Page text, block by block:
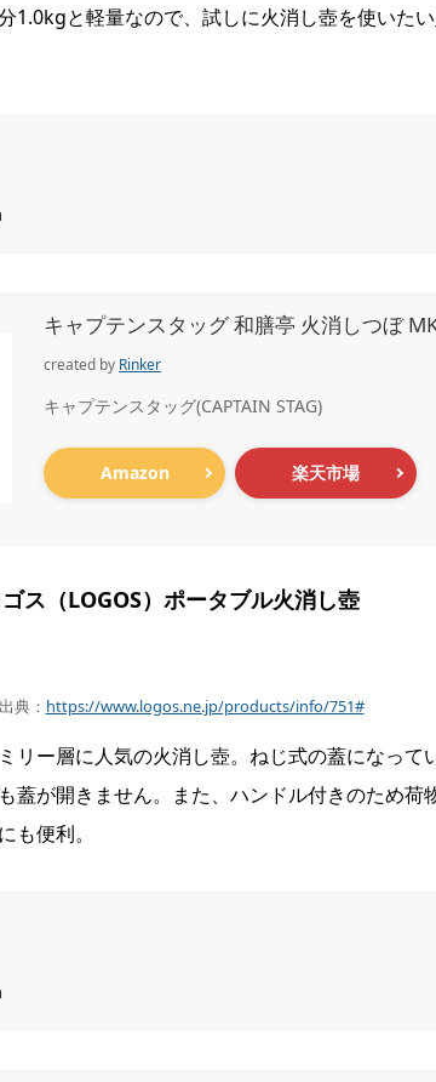
1.0kgと軽量なので、試しに火消し壺を使いた
キャプテンスタッグ 和膳亭 火消しつぼ
created by Rinker
キャプテンスタッグ(CAPTAIN STAG)
Amazon 楽天市場
ス（LOGOS）ポータブル火消し壺
出典： https://www.logos.ne.jp/products/info/751#
リー層に人気の火消し壺。ねじ式の蓋になって
蓋が開きません。また、ハンドル付きのため荷
も便利。